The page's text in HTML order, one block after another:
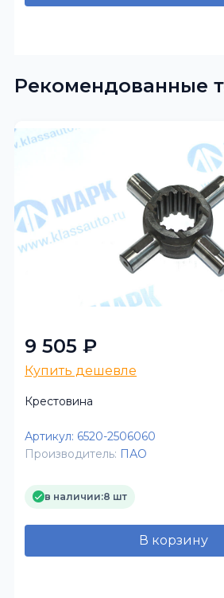
Рекомендованные
9 505 ₽
Купить дешевле
Крестовина
Артикул: 6520-2506060
Производитель: ПАО
в наличии:8 шт
В корзину